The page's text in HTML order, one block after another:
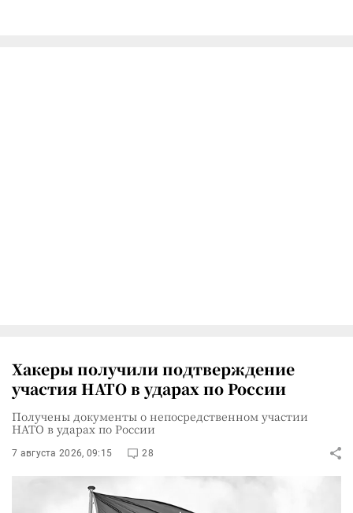
Хакеры получили подтверждение
участия НАТО в ударах по России
Получены документы о непосредственном участии
НАТО в ударах по России
7 августа 2026, 09:15 28